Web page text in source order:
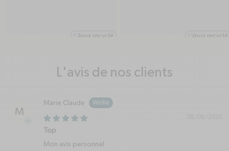
refresh-ccw
Inox recyclé Inox recyclé
L'avis de nos clients
M
Marie Claude
Top
Mon avis personnel